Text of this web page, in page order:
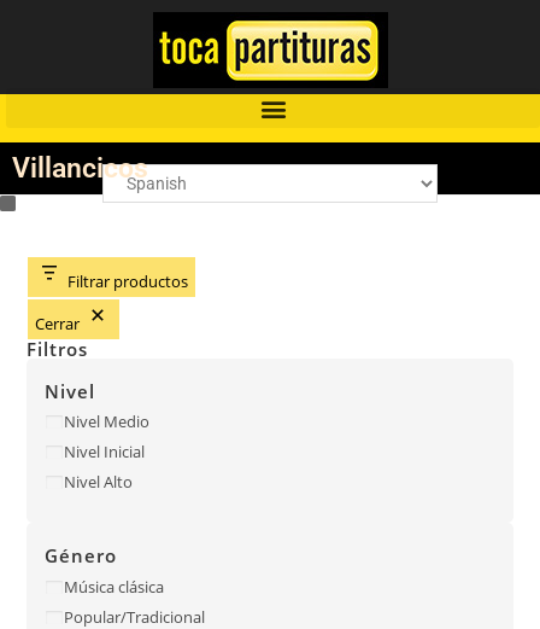
Villancicos
Filtrar productos
Cerrar
Filtros
Nivel
Nivel Medio
Nivel Inicial
Nivel Alto
Género
Música clásica
Popular/Tradicional